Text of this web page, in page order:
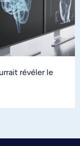
révéler le